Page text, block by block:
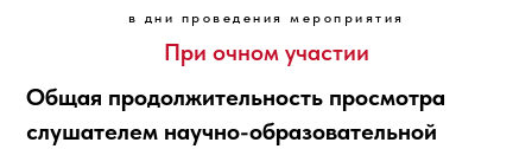
в дни проведения мероприятия
При очном участии
Общая продолжительность просмотра
слушателем научно-образовательной